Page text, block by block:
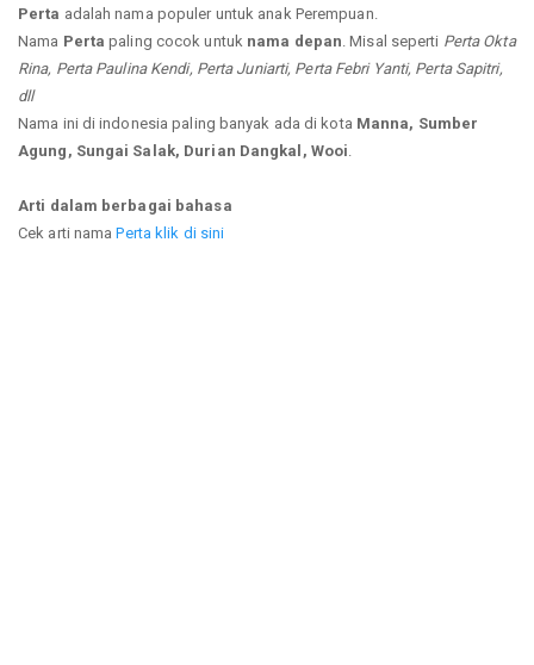
Perta adalah nama populer untuk anak Perempuan.
Nama Perta paling cocok untuk nama depan . Misal seperti Perta Okta
Rina, Perta Paulina Kendi, Perta Juniarti, Perta Febri Yanti, Perta Sapitri,
dll
Nama ini di indonesia paling banyak ada di kota Manna, Sumber
Agung, Sungai Salak, Durian Dangkal, Wooi
Arti dalam berbagai bahasa
Cek arti namaPerta klik di sini